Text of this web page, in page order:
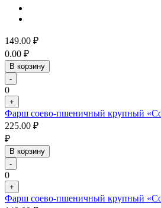
149.00 ₽
0.00 ₽
В корзину
-
0
+
Фарш соево-пшеничный крупный
225.00 ₽
₽
В корзину
-
0
+
Фарш соево-пшеничный крупный